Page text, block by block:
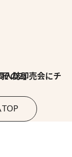
ャレンジ その2」